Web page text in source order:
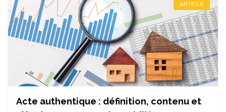
ARTICLE
Acte authentique : définition, contenu et